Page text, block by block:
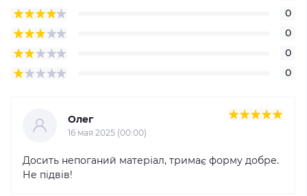
0
0
0
0
Олег
16 мая 2025 (00:00)
Досить непоганий матеріал, тримає форму добре.
Не підвів!